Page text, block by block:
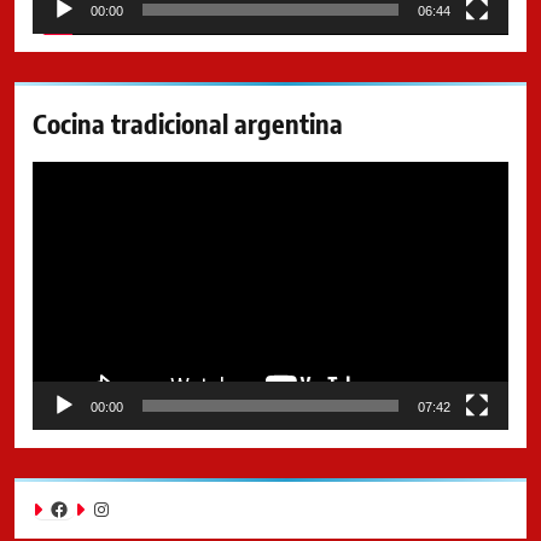
00:00 06:44
Cocina tradicional argentina
00:00 07:42
FacebookInstagram